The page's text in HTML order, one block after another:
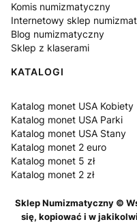
Komis numizmatyczny
Internetowy sklep
Blog numizmatyczny
Sklep z klaserami
KATALOGI
Katalog monet USA Kobiety
Katalog monet USA Parki
Katalog monet USA Stany
Katalog monet 2 euro
Katalog monet 5 zł
Katalog monet 2 zł
Sklep Numizmatyczny ©
się, kopiować i w